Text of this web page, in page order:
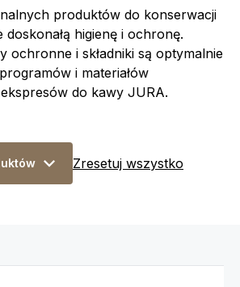
produktów do konserwacji
higienę i ochronę.
ochronne i składniki są optymalnie
i materiałów
do kawy JURA.
Zresetuj wszystko